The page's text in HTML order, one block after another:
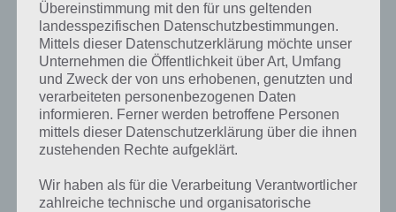
Einträge anzeigen
Element
Lösung
Übereinstimmung mit den für uns geltenden
landesspezifischen Datenschutzbestimmungen.
Mittels dieser Datenschutzerklärung möchte unser
Unternehmen die Öffentlichkeit über Art, Umfang
und Zweck der von uns erhobenen, genutzten und
verarbeiteten personenbezogenen Daten
informieren. Ferner werden betroffene Personen
mittels dieser Datenschutzerklärung über die ihnen
zustehenden Rechte aufgeklärt.
Wir haben als für die Verarbeitung Verantwortlicher
zahlreiche technische und organisatorische